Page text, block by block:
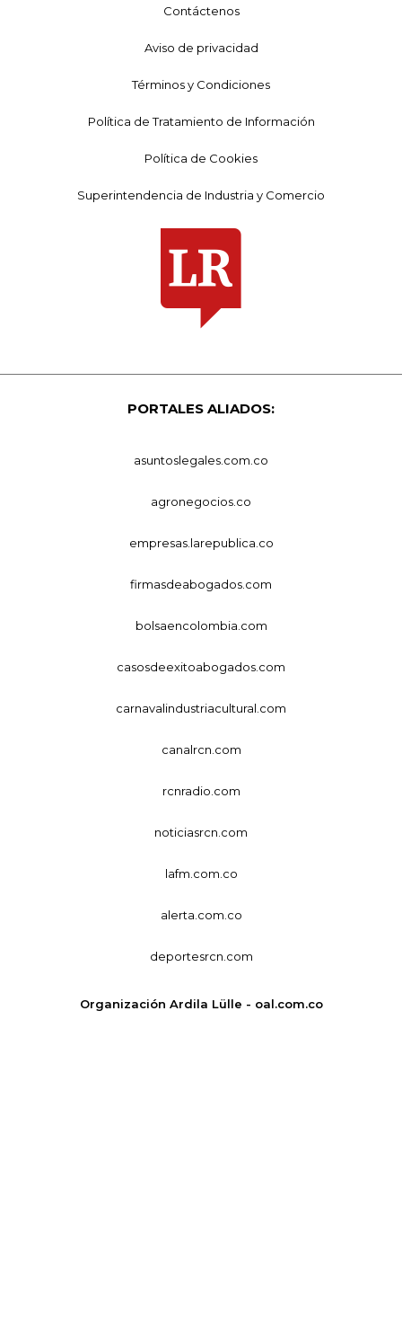
Contáctenos
Aviso de privacidad
Términos y Condiciones
Política de Tratamiento de Información
Política de Cookies
Superintendencia de Industria y Comercio
PORTALES ALIADOS:
asuntoslegales.com.co
agronegocios.co
empresas.larepublica.co
firmasdeabogados.com
bolsaencolombia.com
casosdeexitoabogados.com
carnavalindustriacultural.com
canalrcn.com
rcnradio.com
noticiasrcn.com
lafm.com.co
alerta.com.co
deportesrcn.com
Organización Ardila Lülle - oal.com.co